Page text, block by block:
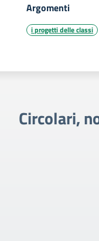
Argomenti
i progetti delle classi
Circolari,